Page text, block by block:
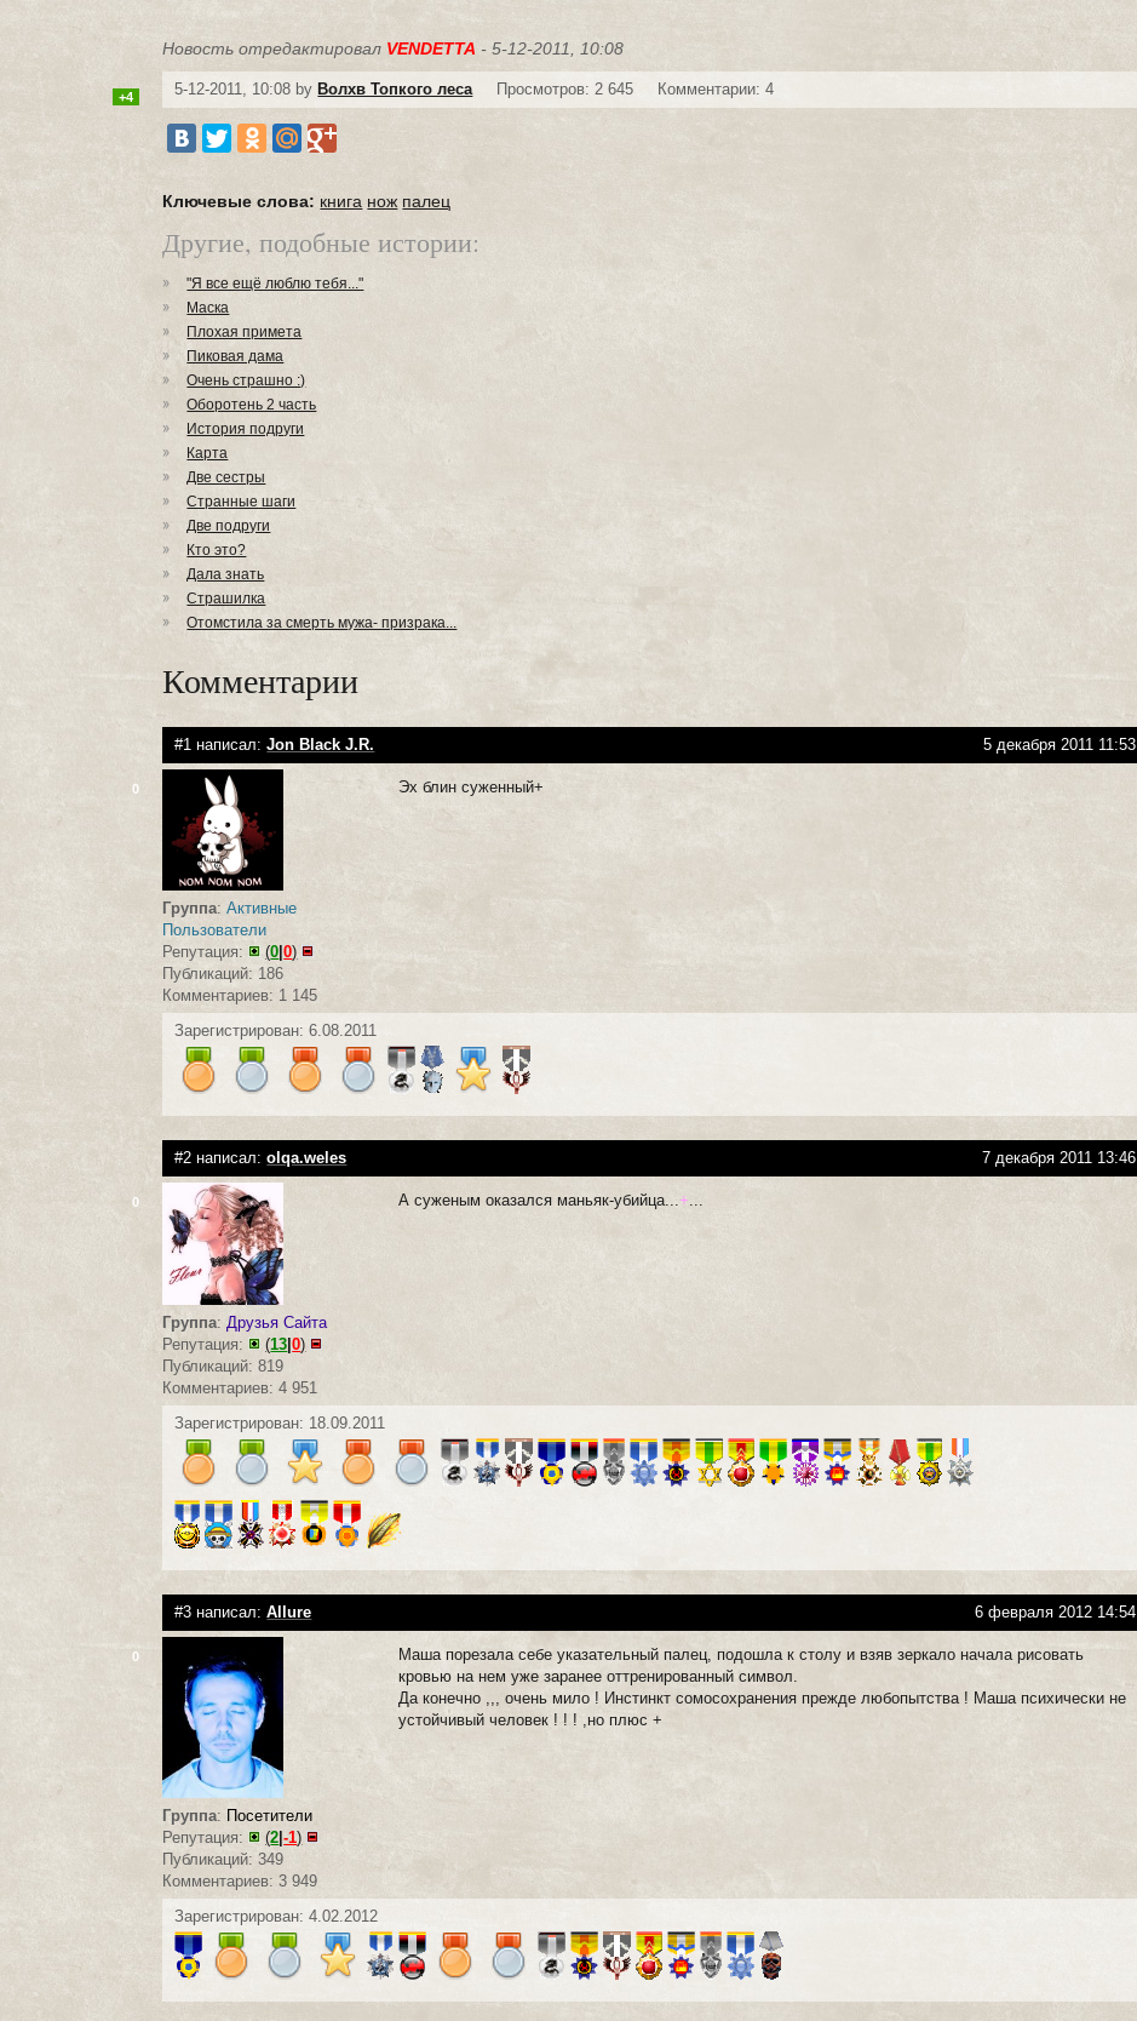
Новость отредактировал VENDETTA - 5-12-2011, 10:08
5-12-2011, 10:08 by Волхв Топкого леса Просмотров: 2 645 Комментарии: 4
+4
Ключевые слова: книга нож палец
Другие, подобные истории:
"Я все ещё люблю тебя..."
Маска
Плохая примета
Пиковая дама
Очень страшно :)
Оборотень 2 часть
История подруги
Карта
Две сестры
Странные шаги
Две подруги
Кто это?
Дала знать
Страшилка
Отомстила за смерть мужа- призрака...
Комментарии
#1 написал:Jon Black J.R. 5 декабря 2011 11:53
0
Группа:Активные
Пользователи
Репутация:
(0 |0)
Публикаций: 186
Комментариев: 1 145
Эх блин суженный+
Зарегистрирован: 6.08.2011
#2 написал:olqa.weles 7 декабря 2011 13:46
0
Группа:Друзья Сайта
Репутация:
(13 |0)
Публикаций: 819
Комментариев: 4 951
А суженым оказался маньяк-убийца...+...
Зарегистрирован: 18.09.2011
#3 написал:Allure 6 февраля 2012 14:54
0
Группа: Посетители
Репутация:
(2|-1)
Публикаций: 349
Комментариев: 3 949
Маша порезала себе указательный палец, подошла к столу и взяв зеркало начала рисовать
кровью на нем уже заранее оттренированный символ.
Да конечно ,,, очень мило ! Инстинкт сомосохранения прежде любопытства ! Маша психически не
устойчивый человек ! ! ! ,но плюс +
Зарегистрирован: 4.02.2012